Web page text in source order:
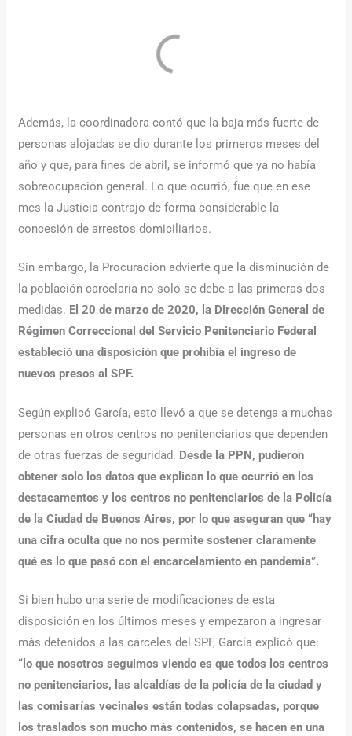
Además, la coordinadora contó que la baja más fuerte de
personas alojadas se dio durante los primeros meses del
año y que, para fines de abril, se informó que ya no había
sobreocupación general. Lo que ocurrió, fue que en ese
mes la Justicia contrajo de forma considerable la
concesión de arrestos domiciliarios.
Sin embargo, la Procuración advierte que la disminución de
la población carcelaria no solo se debe a las primeras dos
medidas. El 20 de marzo de 2020, la Dirección General de
Régimen Correccional del Servicio Penitenciario Federal
estableció una disposición que prohibía el ingreso de
nuevos presos al SPF.
Según explicó García, esto llevó a que se detenga a muchas
personas en otros centros no penitenciarios que dependen
de otras fuerzas de seguridad. Desde la PPN, pudieron
obtener solo los datos que explican lo que ocurrió en los
destacamentos y los centros no penitenciarios de la Policía
de la Ciudad de Buenos Aires, por lo que aseguran que “hay
una cifra oculta que no nos permite sostener claramente
qué es lo que pasó con el encarcelamiento en pandemia”.
Si bien hubo una serie de modificaciones de esta
disposición en los últimos meses y empezaron a ingresar
más detenidos a las cárceles del SPF, García explicó que:
“lo que nosotros seguimos viendo es que todos los centros
no penitenciarios, las alcaldías de la policía de la ciudad y
las comisarías vecinales están todas colapsadas, porque
los traslados son mucho más contenidos, se hacen en una